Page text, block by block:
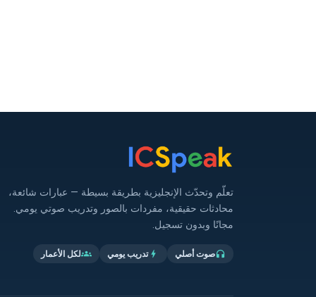
تعلّم وتحدّث الإنجليزية بطريقة بسيطة — عبارات شائعة،
محادثات حقيقية، مفردات بالصور وتدريب صوتي يومي.
مجانًا وبدون تسجيل.
headphonesصوت أصلي boltتدريب يومي groupsلكل الأعمار